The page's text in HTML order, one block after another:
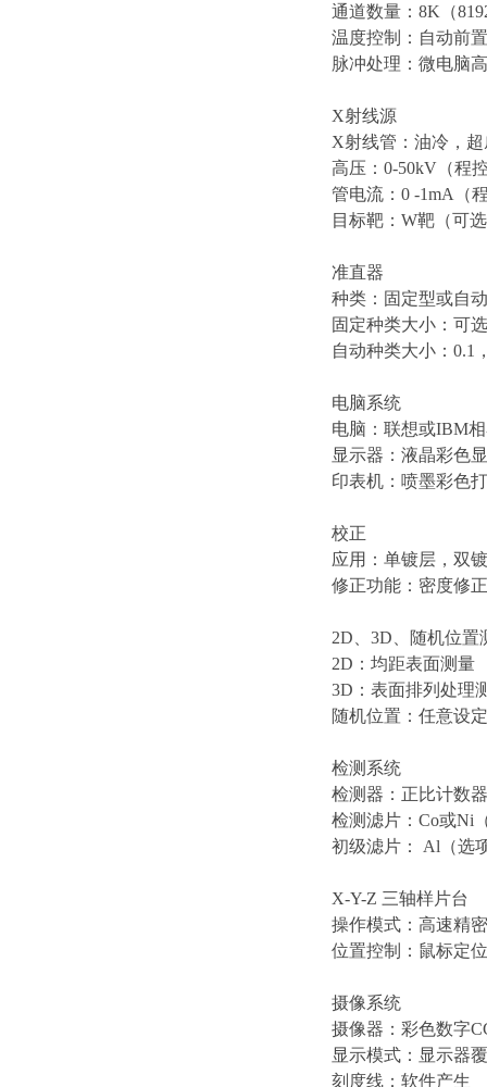
通道数量：8K（
温度控制：自动前
脉冲处理：微电脑
X射线源
X射线管：油冷，
高压：0-50kV（程
管电流：0 -1mA（
目标靶：W靶（可
准直器
种类：固定型或自
固定种类大小：可
自动种类大小：0.1
电脑系统
电脑：联想或IBM
显示器：液晶彩色
印表机：喷墨彩色
校正
应用：单镀层，双
修正功能：密度修
2D、3D、随机位置
2D：均距表面测量
3D：表面排列处理
随机位置：任意设
检测系统
检测器：正比计数器
检测滤片：Co或Ni
初级滤片： Al（选
X-Y-Z 三轴样片台
操作模式：高速精
位置控制：鼠标定
摄像系统
摄像器：彩色数字
显示模式：显示器
刻度线：软件产生